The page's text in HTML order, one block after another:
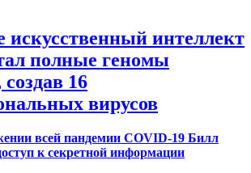
искусственный интеллект
полные геномы
16
вирусов